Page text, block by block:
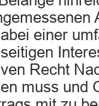
einer
Recht
muss und